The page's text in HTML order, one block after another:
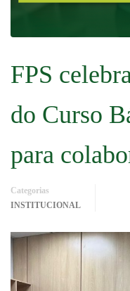
FPS
do Curso
para
Categorias
INSTITUCIONAL